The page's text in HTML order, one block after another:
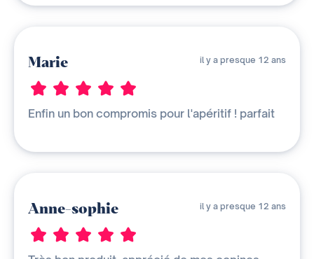
Marie il y a presque 12 ans
Enfin un bon compromis pour l'apéritif ! parfait
Anne-sophie il y a presque 12 ans